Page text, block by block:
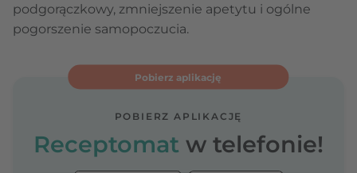
podgorączkowy, zmniejszenie apetytu i ogólne
pogorszenie samopoczucia.
Pobierz aplikację
POBIERZ APLIKACJĘ
Receptomat w telefonie!